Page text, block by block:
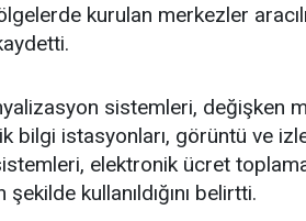
kurulan merkezler
sistemleri, değişken
bilgi istasyonları, görüntü ve
sistemleri, elektronik ücret
kullanıldığını belirtti.